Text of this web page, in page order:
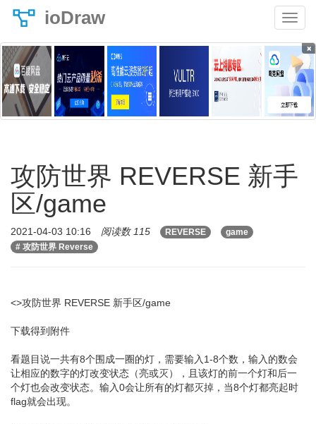
ioDraw
×
攻防世界 REVERSE 新手
区/game
2021-04-03 10:16 阅读数 115 REVERSE
game
# 攻防世界 Reverse
<>攻防世界 REVERSE 新手区/game
下载得到附件
看题目说一共有8个围成一圈的灯，需要输入1-8个数，输入的数会
让相应的数字的灯改变状态（亮或灭），且该灯的前一个灯和后一
个灯也会改变状态。输入0会让所有的灯都灭掉，当8个灯都亮起时
flag就会出现。